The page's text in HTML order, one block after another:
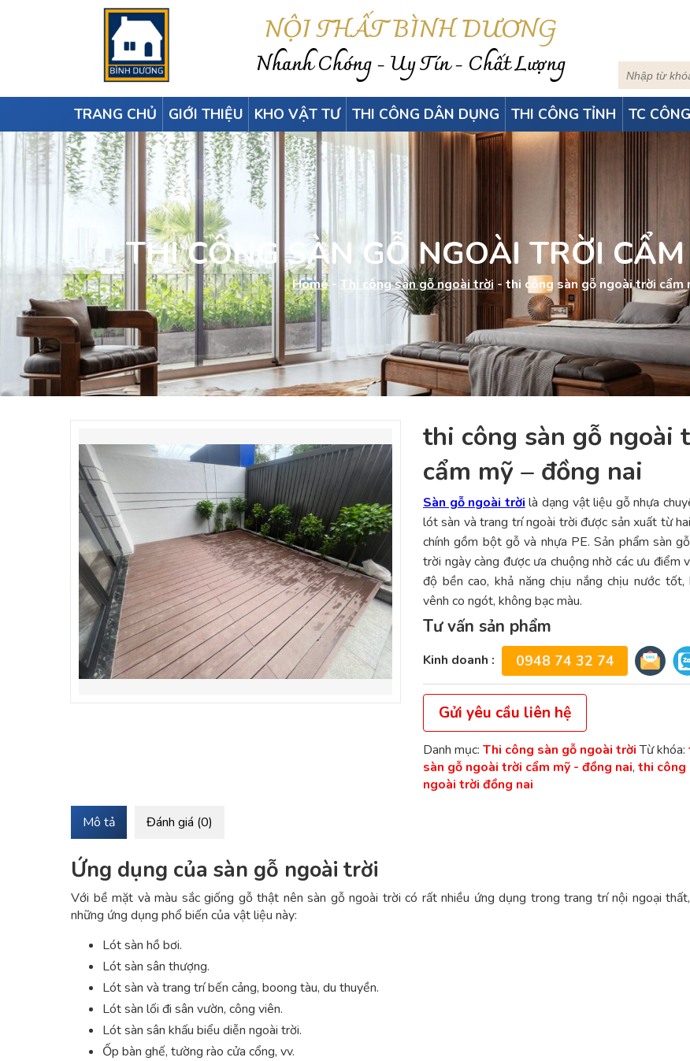
NỘI THẤT BÌNH DƯƠNG
Nhanh Chóng - Uy Tín - Chất Lượng
TRANG CHỦ GIỚI THIỆU KHO VẬT TƯ THI CÔNG DÂN DỤNG THI CÔNG TỈNH TC
THI CÔNG SÀN GỖ NGOÀI TRỜI
Home- Thi công sàn gỗ ngoài trời- thi công sàn gỗ ngoài trời cẩm
thi công sàn gỗ ngoài
cẩm mỹ – đồng nai
Sàn gỗ ngoài trời là dạng vật liệu gỗ nhựa
lót sàn và trang trí ngoài trời được sản xuất từ
chính gồm bột gỗ và nhựa PE. Sản phẩm sàn
trời ngày càng được ưa chuộng nhờ các ưu điểm
độ bền cao, khả năng chịu nắng chịu nước tốt,
vênh co ngót, không bạc màu.
Tư vấn sản phẩm
Kinh doanh : 0948 74 32 74
Gửi yêu cầu liên hệ
Danh mục: Thi công sàn gỗ ngoài trời Từ khóa:
sàn gỗ ngoài trời cẩm mỹ - đồng nai, thi công
ngoài trời đồng nai
Mô tả Đánh giá (0)
Ứng dụng của sàn gỗ ngoài trời
Với bề mặt và màu sắc giống gỗ thật nên sàn gỗ ngoài trời có rất nhiều ứng dụng trong trang trí nội ngoại
những ứng dụng phổ biến của vật liệu này:
Lót sàn hồ bơi.
Lót sàn sân thượng.
Lót sàn và trang trí bến cảng, boong tàu, du thuyền.
Lót sàn lối đi sân vườn, công viên.
Lót sàn sân khấu biểu diễn ngoài trời.
Ốp bàn ghế, tường rào cửa cổng, vv.